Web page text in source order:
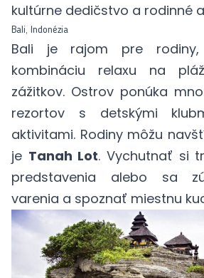
kultúrne dedičstvo a rodinné
Bali, Indonézia
Bali je rajom pre
kombináciu relaxu na
zážitkov. Ostrov ponúka
rezortov s detskými
aktivitami. Rodiny môžu
je Tanah Lot. Vychutnať si
predstavenia alebo sa
varenia a spoznať miestnu